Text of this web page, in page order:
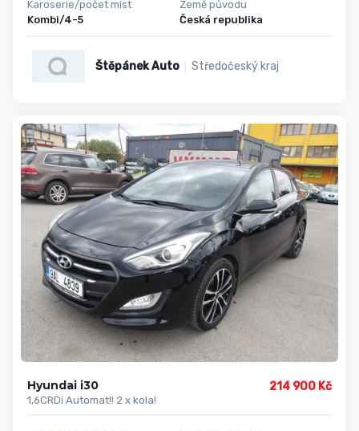
Karoserie/počet míst
Kombi/4-5
Země původu
Česká republika
Štěpánek Auto Středočeský kraj
Hyundai i30
1,6CRDi Automat!! 2 x kola!
214 900 Kč